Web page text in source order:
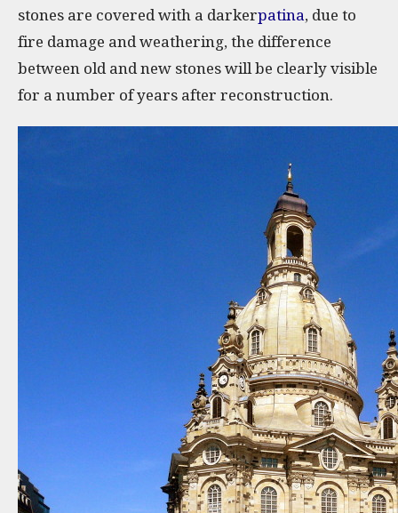
stones are covered with a darkerpatina, due to
fire damage and weathering, the difference
between old and new stones will be clearly visible
for a number of years after reconstruction.